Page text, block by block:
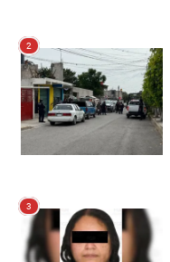
2
3